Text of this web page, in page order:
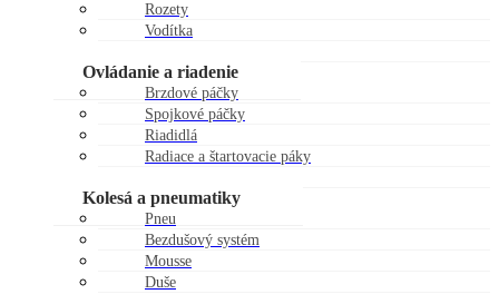
Rozety
Vodítka
Ovládanie a riadenie
Brzdové páčky
Spojkové páčky
Riadidlá
Radiace a štartovacie páky
Kolesá a pneumatiky
Pneu
Bezdušový systém
Mousse
Duše